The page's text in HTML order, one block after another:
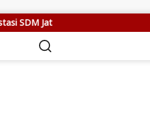
SDM Jateng